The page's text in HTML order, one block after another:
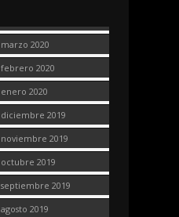
marzo 2020
febrero 2020
enero 2020
diciembre 2019
noviembre 2019
octubre 2019
septiembre 2019
agosto 2019